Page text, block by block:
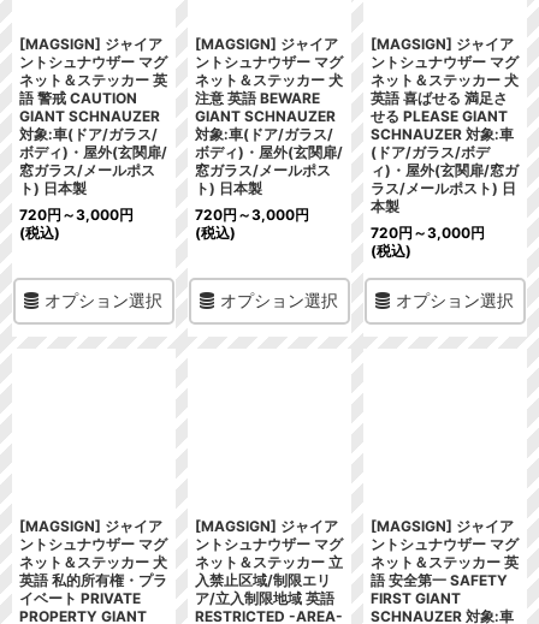
[MAGSIGN] ジャイア
ントシュナウザー マグ
ネット＆ステッカー 英
語 警戒 CAUTION
GIANT SCHNAUZER
対象:車(ドア/ガラス/
ボディ)・屋外(玄関扉/
窓ガラス/メールポス
ト) 日本製
720円 ～3,000円
(税込)
オプション選択
[MAGSIGN] ジャイア
ントシュナウザー マグ
ネット＆ステッカー 犬
注意 英語 BEWARE
GIANT SCHNAUZER
対象:車(ドア/ガラス/
ボディ)・屋外(玄関扉/
窓ガラス/メールポス
ト) 日本製
720円 ～3,000円
(税込)
オプション選択
[MAGSIGN] ジャイア
ントシュナウザー マグ
ネット＆ステッカー 犬
英語 喜ばせる 満足さ
せる PLEASE GIANT
SCHNAUZER 対象:車
(ドア/ガラス/ボデ
ィ)・屋外(玄関扉/窓ガ
ラス/メールポスト) 日
本製
720円 ～3,000円
(税込)
オプション選択
[MAGSIGN] ジャイア
ントシュナウザー マグ
ネット＆ステッカー 犬
英語 私的所有権・プラ
イベート PRIVATE
PROPERTY GIANT
[MAGSIGN] ジャイア
ントシュナウザー マグ
ネット＆ステッカー 立
入禁止区域/制限エリ
ア/立入制限地域 英語
RESTRICTED -AREA-
[MAGSIGN] ジャイア
ントシュナウザー マグ
ネット＆ステッカー 英
語 安全第一 SAFETY
FIRST GIANT
SCHNAUZER 対象:車